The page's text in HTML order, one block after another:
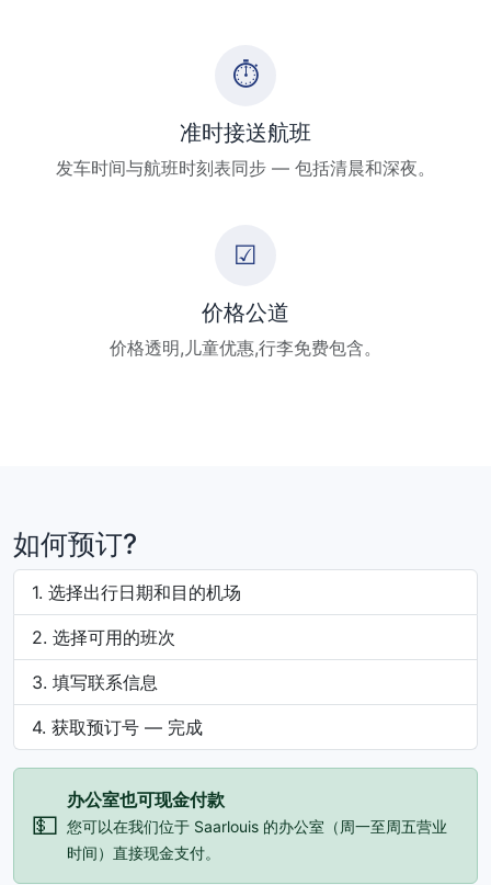
⏱
准时接送航班
发车时间与航班时刻表同步 — 包括清晨和深夜。
☑
价格公道
价格透明,儿童优惠,行李免费包含。
如何预订?
选择出行日期和目的机场
选择可用的班次
填写联系信息
获取预订号 — 完成
💵
办公室也可现金付款
您可以在我们位于 Saarlouis 的办公室（周一至周五营业
时间）直接现金支付。